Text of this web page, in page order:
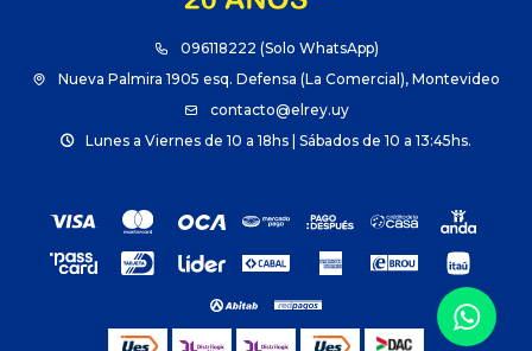
096118222 (Solo WhatsApp)
Nueva Palmira 1905 esq. Defensa (La Comercial), Montevideo
contacto@elrey.uy
Lunes a Viernes de 10 a 18hs | Sábados de 10 a 13:45hs.